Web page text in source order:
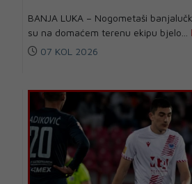
BANJA LUKA – Nogometaši
su na domaćem terenu ekipu bjelo...
07 KOL 2026